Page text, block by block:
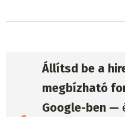
Állítsd be a
megbízható
Google-ben —